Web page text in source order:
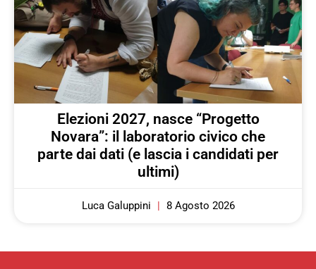
Elezioni 2027, nasce “Progetto
Novara”: il laboratorio civico che
parte dai dati (e lascia i candidati per
ultimi)
Luca Galuppini 8 Agosto 2026